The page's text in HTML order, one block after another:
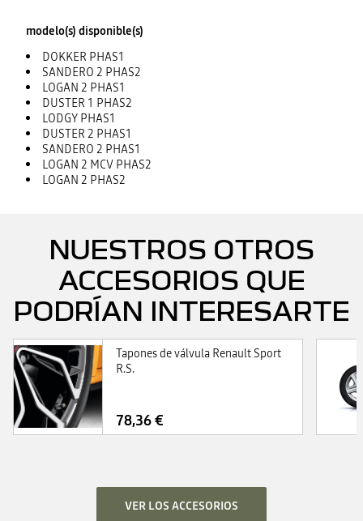
modelo(s) disponible(s)
DOKKER PHAS1
SANDERO 2 PHAS2
LOGAN 2 PHAS1
DUSTER 1 PHAS2
LODGY PHAS1
DUSTER 2 PHAS1
SANDERO 2 PHAS1
LOGAN 2 MCV PHAS2
LOGAN 2 PHAS2
NUESTROS OTROS
ACCESORIOS QUE
PODRÍAN INTERESARTE
Tapones de válvula Renault Sport
R.S.
78,36 €
VER LOS ACCESORIOS